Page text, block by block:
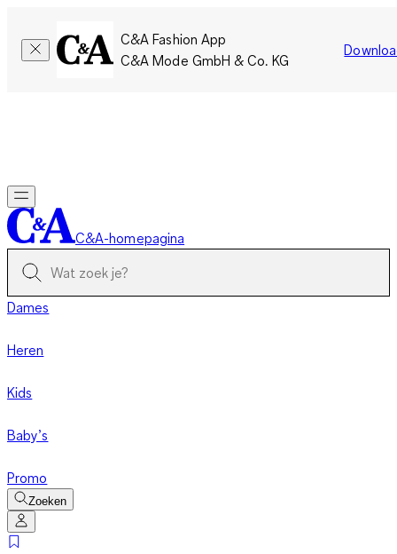
C&A Fashion App
C&A Mode GmbH & Co. KG
C&A-homepagina
Dames
Heren
Kids
Baby’s
Promo
Zoeken